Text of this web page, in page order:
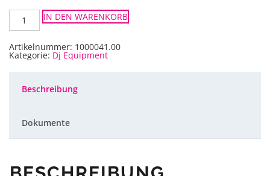
Pioneer
DJM
600
IN DEN WARENKORB
Artikelnummer: 1000041.00
Kategorie: Dj Equipment
Beschreibung
Dokumente